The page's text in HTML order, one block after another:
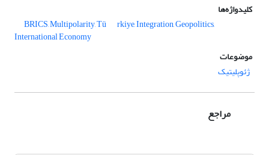
کلیدواژه‌ها
BRICS, Multipolarity, Tü
rkiye, Integration, Geopolitics,
International Economy
موضوعات
ژئوپلیتیک
مراجع